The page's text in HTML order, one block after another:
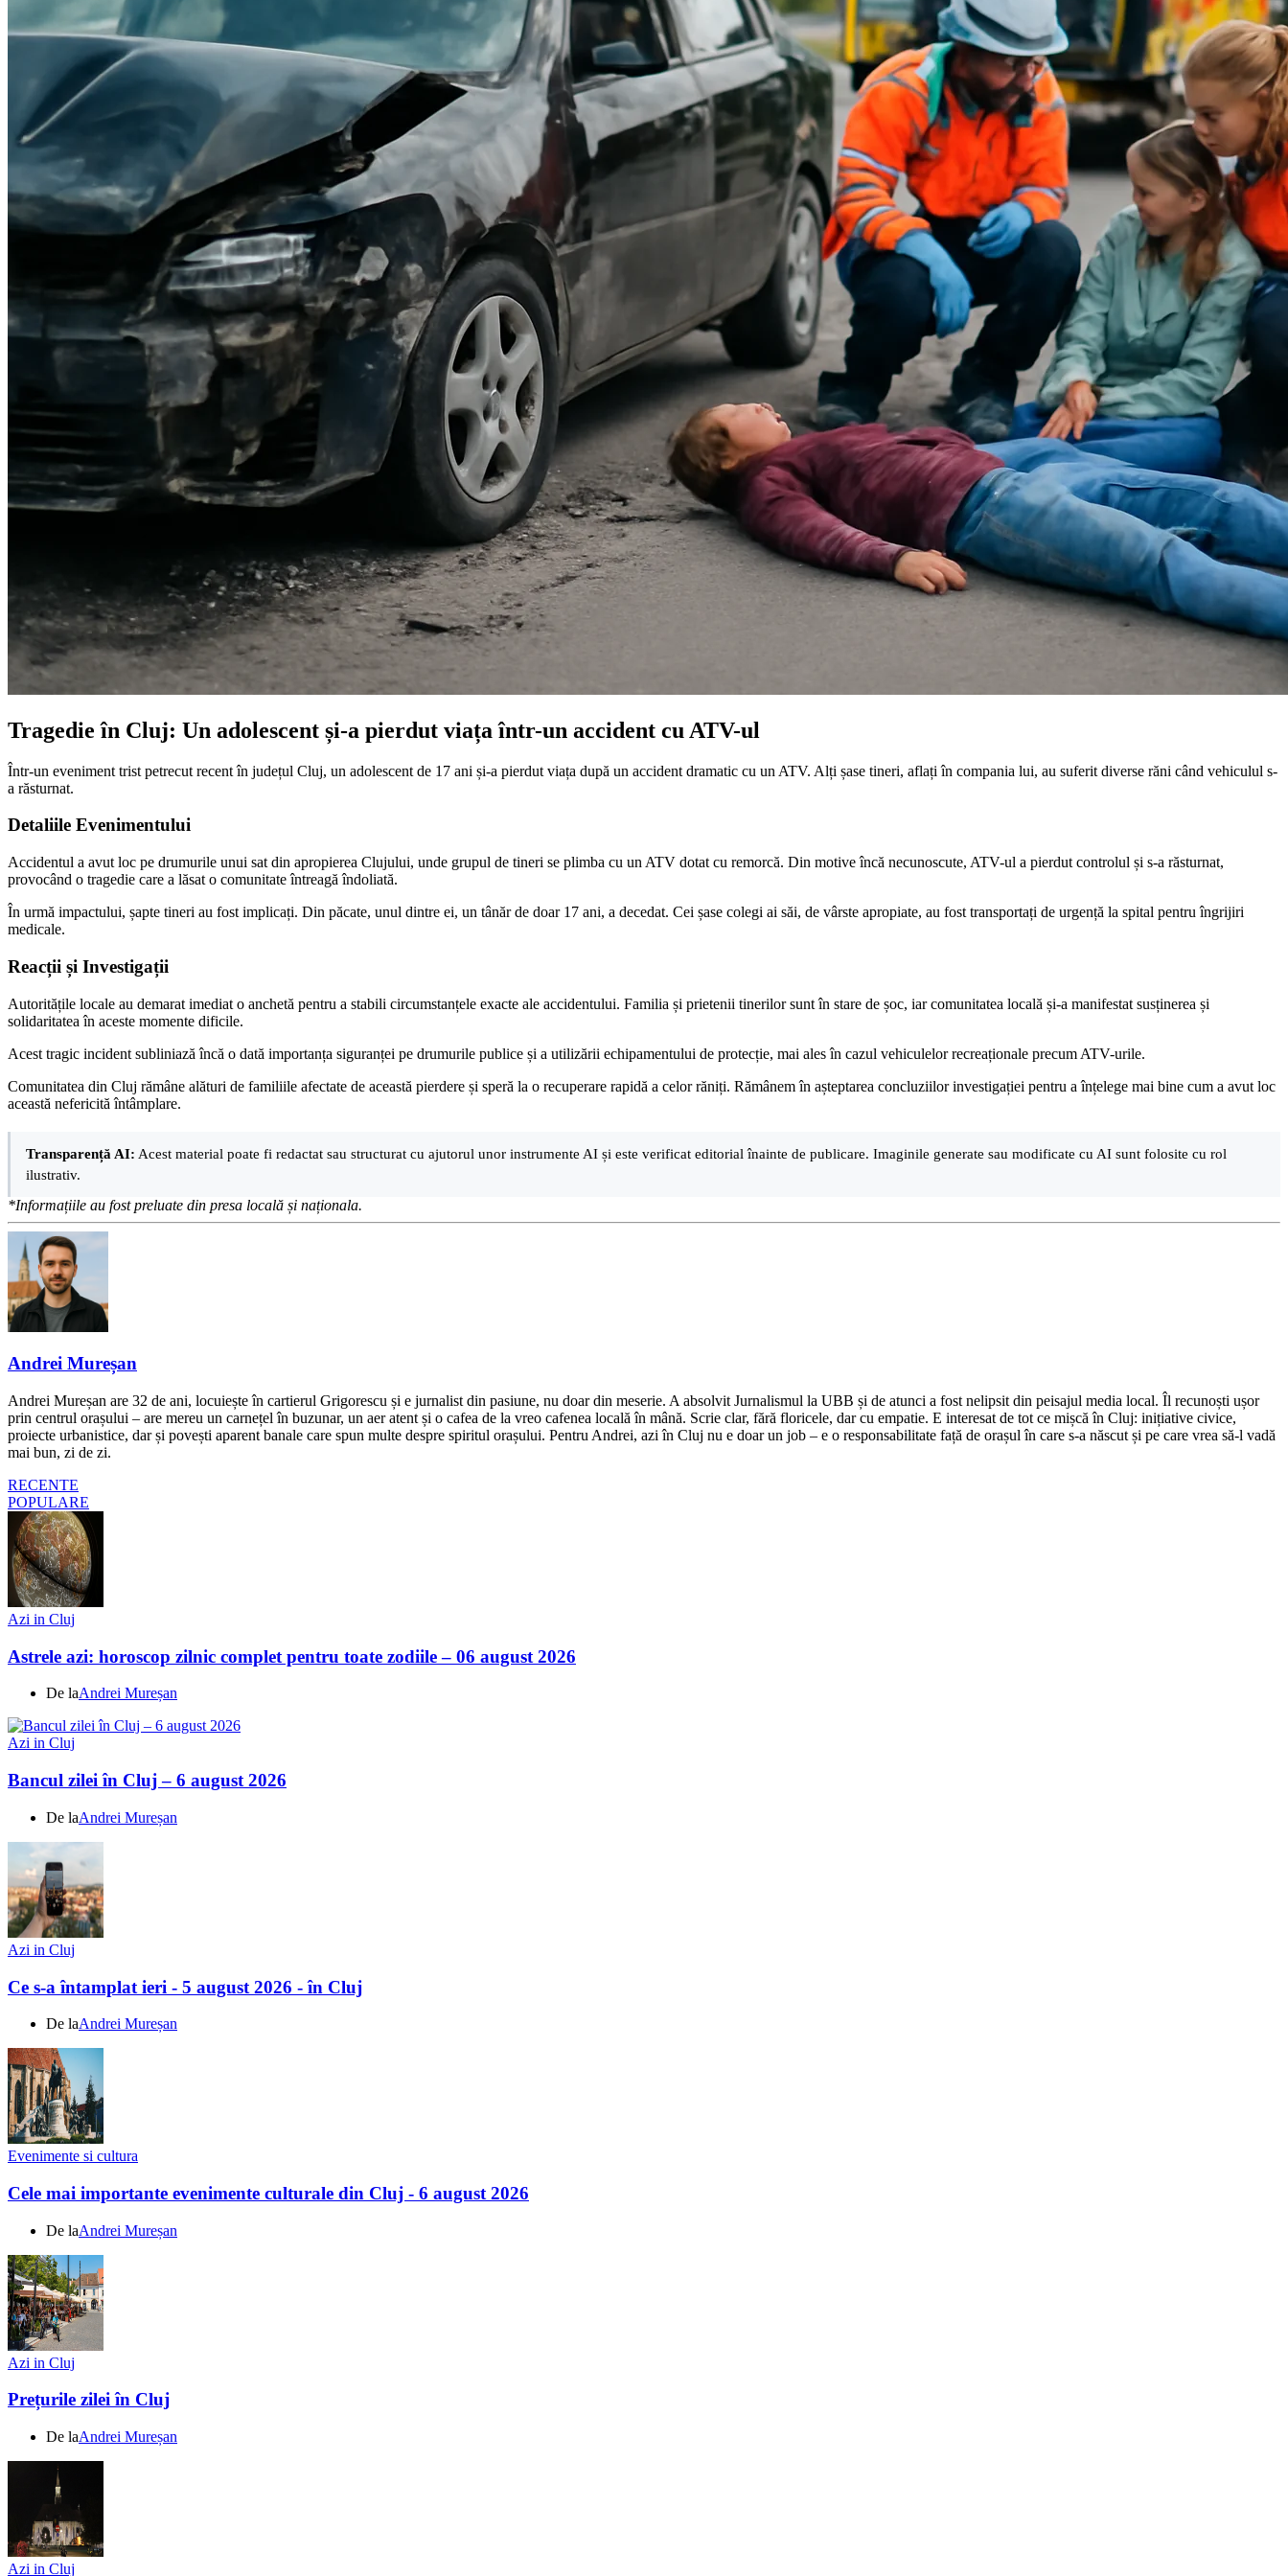
Tragedie în Cluj: Un adolescent și-a pierdut viața într-un accident cu ATV-ul
Într-un eveniment trist petrecut recent în județul Cluj, un adolescent de 17 ani și-a pierdut viața după un accident dramatic cu un ATV. Alți șase tineri, aflați în compania lui, au suferit diverse răni când vehiculul s-
a răsturnat.
Detaliile Evenimentului
Accidentul a avut loc pe drumurile unui sat din apropierea Clujului, unde grupul de tineri se plimba cu un ATV dotat cu remorcă. Din motive încă necunoscute, ATV-ul a pierdut controlul și s-a răsturnat,
provocând o tragedie care a lăsat o comunitate întreagă îndoliată.
În urmă impactului, șapte tineri au fost implicați. Din păcate, unul dintre ei, un tânăr de doar 17 ani, a decedat. Cei șase colegi ai săi, de vârste apropiate, au fost transportați de urgență la spital pentru îngrijiri
medicale.
Reacții și Investigații
Autoritățile locale au demarat imediat o anchetă pentru a stabili circumstanțele exacte ale accidentului. Familia și prietenii tinerilor sunt în stare de șoc, iar comunitatea locală și-a manifestat susținerea și
solidaritatea în aceste momente dificile.
Acest tragic incident subliniază încă o dată importanța siguranței pe drumurile publice și a utilizării echipamentului de protecție, mai ales în cazul vehiculelor recreaționale precum ATV-urile.
Comunitatea din Cluj rămâne alături de familiile afectate de această pierdere și speră la o recuperare rapidă a celor răniți. Rămânem în așteptarea concluziilor investigației pentru a înțelege mai bine cum a avut loc
această nefericită întâmplare.
Transparență AI: Acest material poate fi redactat sau structurat cu ajutorul unor instrumente AI și este verificat editorial înainte de publicare. Imaginile generate sau modificate cu AI sunt folosite cu rol
ilustrativ.
*Informațiile au fost preluate din presa locală și naționala.
Andrei Mureșan
Andrei Mureșan are 32 de ani, locuiește în cartierul Grigorescu și e jurnalist din pasiune, nu doar din meserie. A absolvit Jurnalismul la UBB și de atunci a fost nelipsit din peisajul media local. Îl recunoști ușor
prin centrul orașului – are mereu un carnețel în buzunar, un aer atent și o cafea de la vreo cafenea locală în mână. Scrie clar, fără floricele, dar cu empatie. E interesat de tot ce mișcă în Cluj: inițiative civice,
proiecte urbanistice, dar și povești aparent banale care spun multe despre spiritul orașului. Pentru Andrei, azi în Cluj nu e doar un job – e o responsabilitate față de orașul în care s-a născut și pe care vrea să-l vadă
mai bun, zi de zi.
RECENTE
POPULARE
Azi in Cluj
Astrele azi: horoscop zilnic complet pentru toate zodiile – 06 august 2026
De laAndrei Mureșan
Azi in Cluj
Bancul zilei în Cluj – 6 august 2026
De laAndrei Mureșan
Azi in Cluj
Ce s-a întamplat ieri - 5 august 2026 - în Cluj
De laAndrei Mureșan
Evenimente si cultura
Cele mai importante evenimente culturale din Cluj - 6 august 2026
De laAndrei Mureșan
Azi in Cluj
Prețurile zilei în Cluj
De laAndrei Mureșan
Azi in Cluj